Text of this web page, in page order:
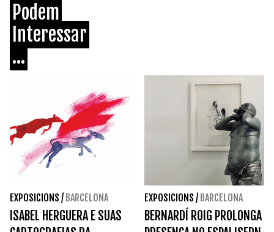
Podem
Interessar
...
EXPOSICIONS / BARCELONA
ISABEL HERGUERA E SUAS
EXPOSICIONS / BARCELONA
BERNARDÍ ROIG PROLONGA